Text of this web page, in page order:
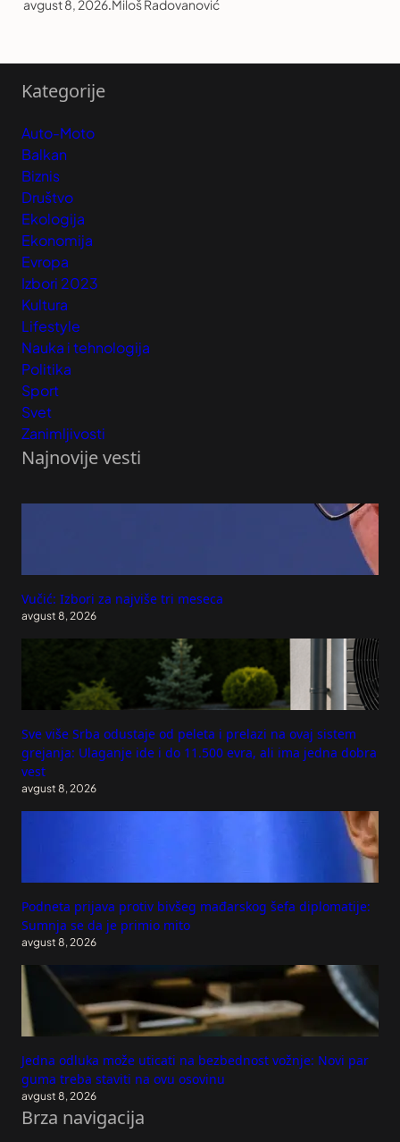
avgust 8, 2026.Miloš Radovanović
Kategorije
Auto-Moto
Balkan
Biznis
Društvo
Ekologija
Ekonomija
Evropa
Izbori 2023
Kultura
Lifestyle
Nauka i tehnologija
Politika
Sport
Svet
Zanimljivosti
Najnovije vesti
Vučić: Izbori za najviše tri meseca
avgust 8, 2026
Sve više Srba odustaje od peleta i prelazi na ovaj sistem
grejanja: Ulaganje ide i do 11.500 evra, ali ima jedna dobra
vest
avgust 8, 2026
Podneta prijava protiv bivšeg mađarskog šefa diplomatije:
Sumnja se da je primio mito
avgust 8, 2026
Jedna odluka može uticati na bezbednost vožnje: Novi par
guma treba staviti na ovu osovinu
avgust 8, 2026
Brza navigacija